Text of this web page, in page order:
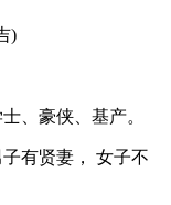
)
、豪侠、基产。
有贤妻， 女子不